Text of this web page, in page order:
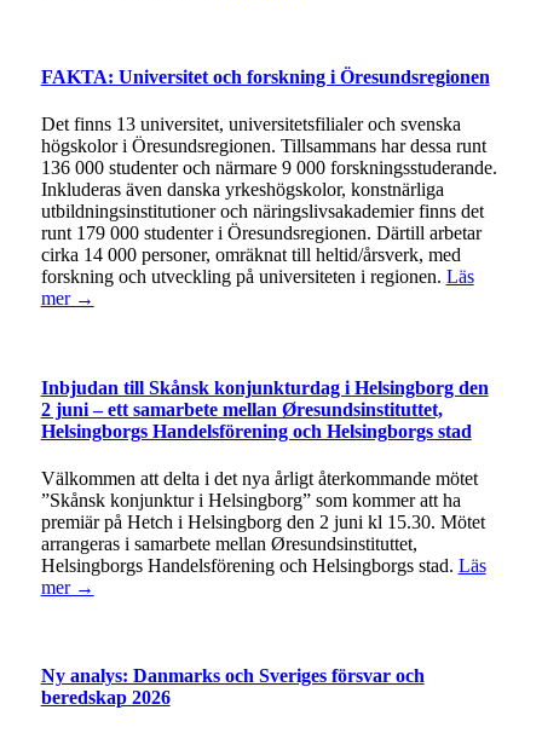
FAKTA: Universitet och forskning i Öresundsregionen
Det finns 13 universitet, universitetsfilialer och svenska
högskolor i Öresundsregionen. Tillsammans har dessa runt
136 000 studenter och närmare 9 000 forskningsstuderande.
Inkluderas även danska yrkeshögskolor, konstnärliga
utbildningsinstitutioner och näringslivsakademier finns det
runt 179 000 studenter i Öresundsregionen. Därtill arbetar
cirka 14 000 personer, omräknat till heltid/årsverk, med
forskning och utveckling på universiteten i regionen. Läs
mer →
Inbjudan till Skånsk konjunkturdag i Helsingborg den
2 juni – ett samarbete mellan Øresundsinstituttet,
Helsingborgs Handelsförening och Helsingborgs stad
Välkommen att delta i det nya årligt återkommande mötet
”Skånsk konjunktur i Helsingborg” som kommer att ha
premiär på Hetch i Helsingborg den 2 juni kl 15.30. Mötet
arrangeras i samarbete mellan Øresundsinstituttet,
Helsingborgs Handelsförening och Helsingborgs stad. Läs
mer →
Ny analys: Danmarks och Sveriges försvar och
beredskap 2026